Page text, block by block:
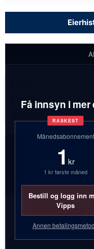
Få innsyn i
RASKEST
Månedsabonnement
1 kr
1 kr første måned
Bestill og logg inn
Vipps
Annen
Bilmerker:
Aktive biler:
FT34471